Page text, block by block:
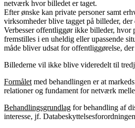
netværk hvor billedet er taget.
Efter ønske kan private personer samt
virksomheder blive tagget på billeder, der
Verbesser offentliggør ikke billeder, hvor
fremstilles i en uheldig eller upassende
måde bliver udsat for offentliggørelse, der
Billederne vil ikke blive videredelt til
Formålet med behandlingen er at
relationer og fundament for netværk
Behandlingsgrundlag for behandling af
interesse, jf.